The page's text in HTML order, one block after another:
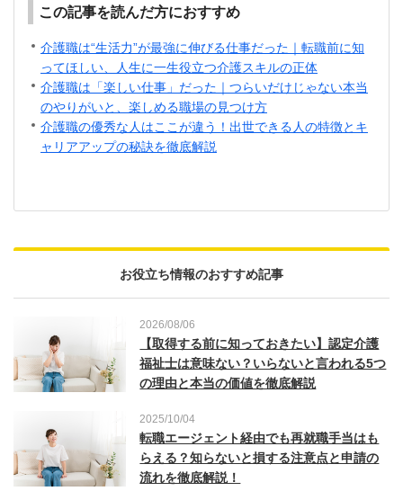
この記事を読んだ方におすすめ
介護職は“生活力”が最強に伸びる仕事だった｜転職前に知
ってほしい、人生に一生役立つ介護スキルの正体
介護職は「楽しい仕事」だった｜つらいだけじゃない本当
のやりがいと、楽しめる職場の見つけ方
介護職の優秀な人はここが違う！出世できる人の特徴とキ
ャリアアップの秘訣を徹底解説
お役立ち情報のおすすめ記事
2026/08/06
【取得する前に知っておきたい】認定介護
福祉士は意味ない？いらないと言われる5つ
の理由と本当の価値を徹底解説
2025/10/04
転職エージェント経由でも再就職手当はも
らえる？知らないと損する注意点と申請の
流れを徹底解説！